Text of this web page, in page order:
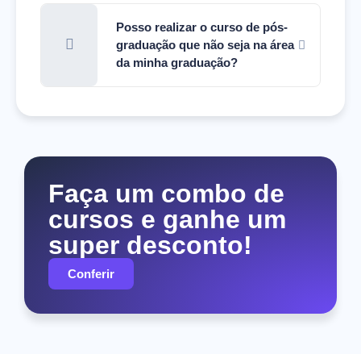
Posso realizar o curso de pós-
graduação que não seja na área
da minha graduação?
Faça um combo de
cursos e ganhe um
super desconto!
Conferir